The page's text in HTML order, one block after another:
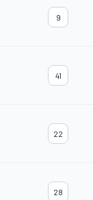
9
41
22
28